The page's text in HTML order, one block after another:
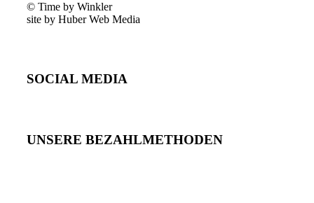
© Time by Winkler
site by Huber Web Media
SOCIAL MEDIA
UNSERE BEZAHLMETHODEN